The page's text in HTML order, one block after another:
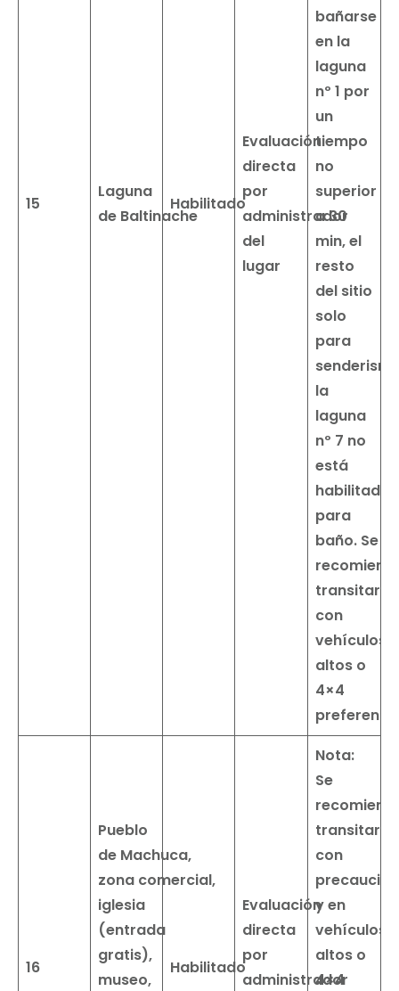
15
Laguna
de Baltinache
Habilitado
Evaluación
directa
por
administrador
del
lugar
bañarse
en la
laguna
nº 1 por
un
tiempo
no
superior
a 30
min, el
resto
del sitio
solo
para
la
laguna
nº 7 no
está
habilitada
para
baño. Se
transitar
con
vehículos
altos o
4×4
16
Pueblo
de Machuca,
zona comercial,
iglesia
(entrada
gratis),
museo,
Habilitado
Evaluación
directa
por
administrador
Nota:
Se
transitar
con
precaución
y en
vehículos
altos o
4×4